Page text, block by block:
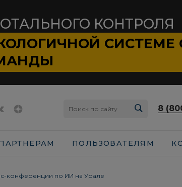
КОНТРОЛЯ
СИСТЕМЕ
8
ПОЛЬЗОВАТЕЛЯМ
конференции по ИИ на Урале